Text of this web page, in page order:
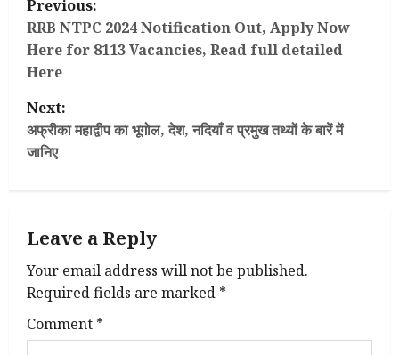
o
s
t
n
v
i
g
a
Previous:
RRB NTPC 2024 Notification Out, Apply Now
Here for 8113 Vacancies, Read full detailed
Here
Next:
अफ्रीका महाद्वीप का भूगोल, देश, नदियाँ व प्रमुख तथ्यों के बारें में
जानिए
Leave a Reply
Your email address will not be published.
Required fields are marked *
Comment *